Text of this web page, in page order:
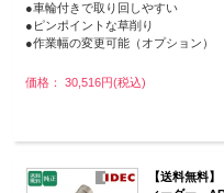
●車輪付きで取り回しやすい
●ピンポイントな草削り
●作業幅の変更可能（オプション）
価格： 30,516円(税込)
【送料無料